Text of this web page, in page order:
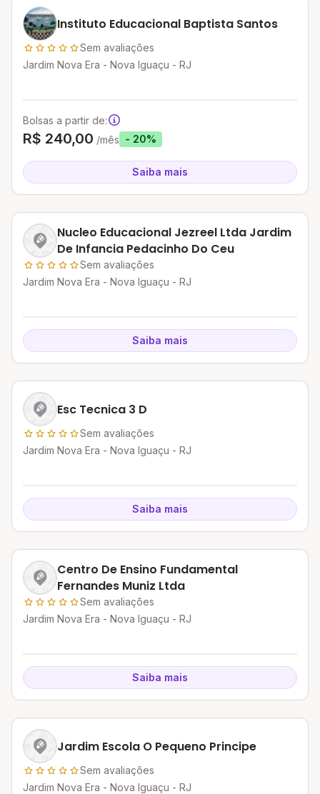
Instituto Educacional Baptista Santos
Sem avaliações
Jardim Nova Era - Nova Iguaçu - RJ
Bolsas a partir de:
R$ 240,00 /mês - 20%
Saiba mais
Nucleo Educacional Jezreel Ltda Jardim
De Infancia Pedacinho Do Ceu
Sem avaliações
Jardim Nova Era - Nova Iguaçu - RJ
Saiba mais
Esc Tecnica 3 D
Sem avaliações
Jardim Nova Era - Nova Iguaçu - RJ
Saiba mais
Centro De Ensino Fundamental
Fernandes Muniz Ltda
Sem avaliações
Jardim Nova Era - Nova Iguaçu - RJ
Saiba mais
Jardim Escola O Pequeno Principe
Sem avaliações
Jardim Nova Era - Nova Iguaçu - RJ